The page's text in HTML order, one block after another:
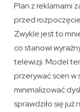
Plan z reklamami
przed
Zwykle jest to
co stanowi
telewizji. Model
przerywać scen
minimalizować
sprawdziło się już